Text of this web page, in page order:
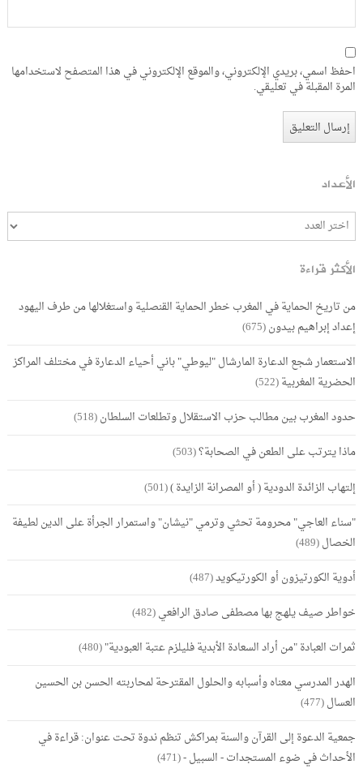
احفظ اسمي، بريدي الإلكتروني، والموقع الإلكتروني في هذا المتصفح لاستخدامها
المرة المقبلة في تعليقي.
الأعداد
الأكثر قراءة
من تاريخ الحماية في المغرب خطر الحماية القنصلية واستغلالها من طرف اليهود
إعداد إبراهيم بيدون(675)
الاستعمار شجع الدعارة المارشال "ليوطي" باني أحياء الدعارة في مختلف المراكز
الحضرية المغربية(522)
حدود المغرب بين مطالب حزب الاستقلال وتطلعات السلطان(518)
ماذا يترتب على الطعن في الصحابة؟(503)
إلتهاب الزائدة الدودية ( أو المصرانة الزايدة )(501)
"سناء العاجي" محرومة تحثي وترمي "نيشان" واستمرار الجرأة على الدين لطيفة
الخصال(489)
أدوية الكورتيزون أو الكورتيكويد(487)
خواطر صيف يلهج بها مصطفى صادق الرافعي(482)
ثمرات العبادة "من أراد السعادة الأبدية فليلزم عتبة العبودية"(480)
الهدر المدرسي معناه وأسبابه والحلول المقترحة لمحاربته الحسن بن الحسين
العسال(477)
جمعية الدعوة إلى القرآن والسنة بمراكش تنظم ندوة تحت عنوان: قراءة في
الأحداث في ضوء المستجدات - السبيل -(471)